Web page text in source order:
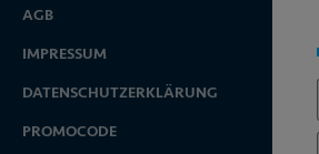
AGB
IMPRESSUM
DATENSCHUTZERKLÄRUNG
PROMOCODE